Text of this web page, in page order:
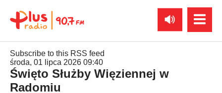
Subscribe to this RSS feed
środa, 01 lipca 2026 09:40
Święto Służby Więziennej w
Radomiu